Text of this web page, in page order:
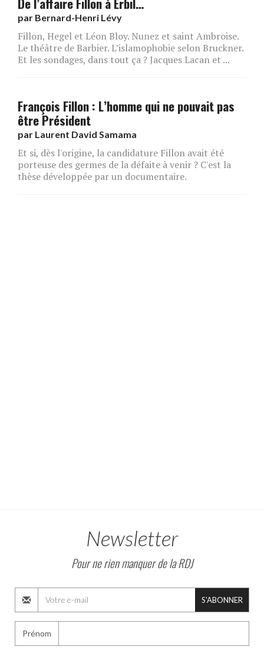
par Bernard-Henri Lévy
Fillon, Hegel et Léon Bloy. Nunez et saint Ambroise.
Le théâtre de Barbier. L’islamophobie selon Bruckner.
Et les sondages, dans tout ça ? Jacques Lacan et ...
François Fillon : L’homme qui ne pouvait pas
être Président
par Laurent David Samama
Et si, dès l'origine, la candidature Fillon avait été
porteuse des germes de la défaite à venir ? C'est la
thèse développée par un documentaire.
Newsletter
Pour ne rien manquer de la RDJ
S'ABONNER
Prénom